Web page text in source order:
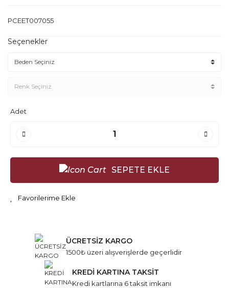
PCEET007055
Seçenekler
Adet
SEPETE EKLE
ÜCRETSİZ KARGO
1500₺ üzeri alışverişlerde geçerlidir
KREDİ KARTINA TAKSİT
Kredi kartlarına 6 taksit imkanı